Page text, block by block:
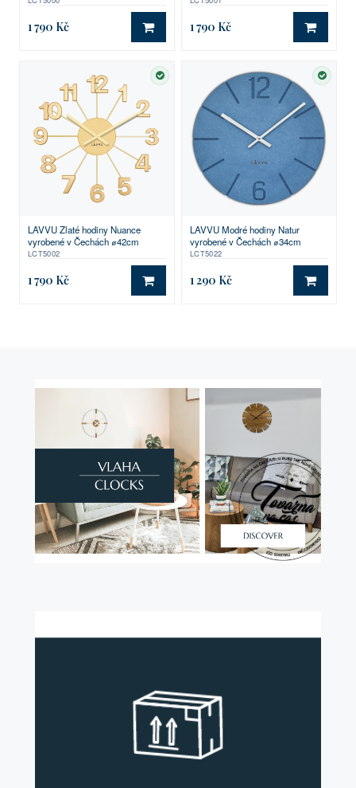
1 790 Kč DO KOŠÍKU
1 790 Kč DO
SKLADEM
LAVVU Zlaté hodiny Nuance
vyrobené v Čechách ⌀42cm
LCT5002
1 790 Kč DO KOŠÍKU
LAVVU Modré hodiny Natur
vyrobené v Čechách ⌀34cm
LCT5022
1 290 Kč DO